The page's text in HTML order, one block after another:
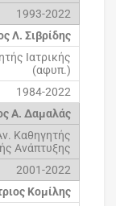
1993-2022
Λ. Σιβρίδης
Ιατρικής
(αφυπ.)
1984-2022
Α. Δαμαλάς
Καθηγητής
Ανάπτυξης
2001-2022
Κομίλης